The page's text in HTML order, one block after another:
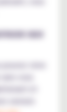
aux
vivre
vous